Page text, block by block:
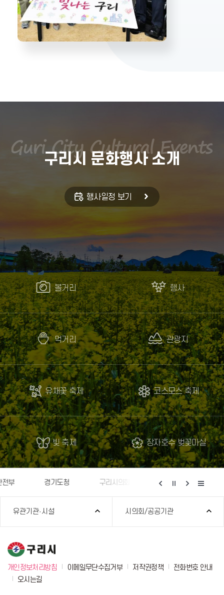
○ 사 업 명 : 구리시립 미술관·향
토박물관 건립 타당성조사 및
기본계획 수립 용역 ○ 용역기간
: 2023. 1. 26. ~ 2023. 6. 24.
○ 용역기관 : (주)케이아트엔지
2024-04-09
구리시 문화행사 소개
행사일정 보기
볼거리 행사
먹거리 관광지
유채꽃 축제 코스모스 축제
빛 축제 장자호수 벚꽃마실
경기도의회 구리상담소 구리문화원 경기공유서비스
유관기관·시설 시의회/공공기관
개인정보처리방침 이메일무단수집거부 저작권정책
전화번호 안내
오시는길